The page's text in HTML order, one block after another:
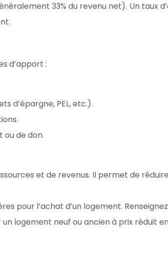
33% du revenu net). Un taux
d’apport :
d’épargne, PEL, etc.).
ou de don.
et de revenus. Il permet de
pour l’achat d’un logement.
logement neuf ou ancien à prix réduit